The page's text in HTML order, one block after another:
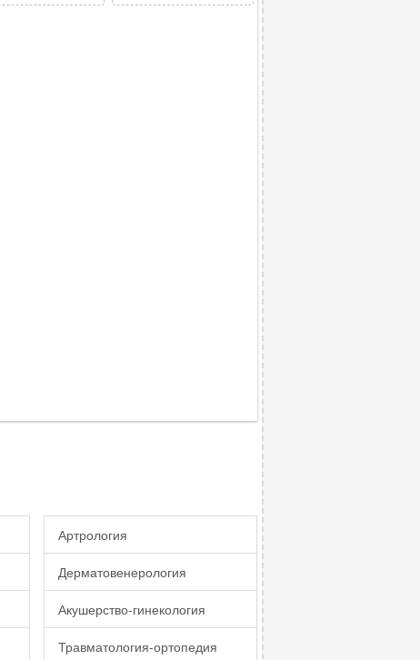
Артрология
Дерматовенерология
Акушерство-гинекология
Травматология-ортопедия